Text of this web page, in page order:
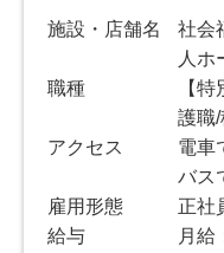
施設・店舗名
社会
人
職種
【
護職
アクセス
電車
バス
雇用形態
正社
給与
月給